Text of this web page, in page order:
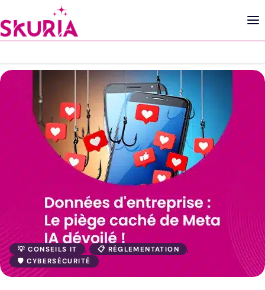
💡 CONSEILS IT , 📋 RÉGLEMENTATION ,
🛡️ CYBERSÉCURITÉ